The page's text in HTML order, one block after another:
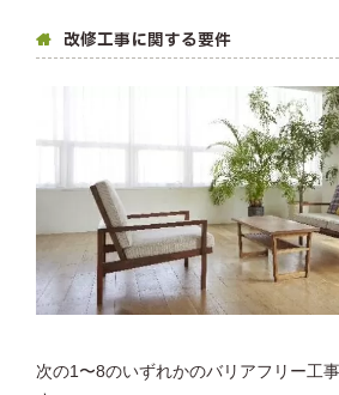
改修工事に関する要件
次の1〜8のいずれかのバリアフリー工